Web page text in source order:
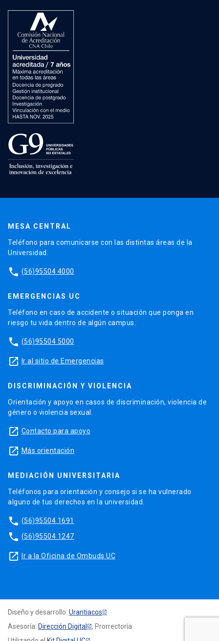
MESA CENTRAL
Teléfono para comunicarse con las distintas áreas de la
Universidad.
phone (56)95504 4000
EMERGENCIAS UC
Teléfono en caso de accidente o situación que ponga en
riesgo tu vida dentro de algún campus.
phone (56)95504 5000
launch Ir al sitio de Emergencias
DISCRIMINACIÓN Y VIOLENCIA
Orientación y apoyo en casos de discriminación, violencia de
género o violencia sexual.
launch Contacto para apoyo
launch Más orientación
MEDIACIÓN UNIVERSITARIA
Teléfonos para orientación y consejo si se ha vulnerado
alguno de tus derechos en la universidad.
phone (56)95504 1691
phone (56)95504 1247
launch Ir a la Oficina de Ombuds UC
Diseño y desarrollo: Urantiacos
Asesoría: Dirección Digital
, Prorrectoría